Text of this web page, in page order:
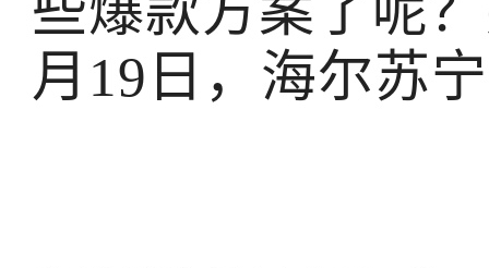
些爆款方案了呢
月19日，海尔苏